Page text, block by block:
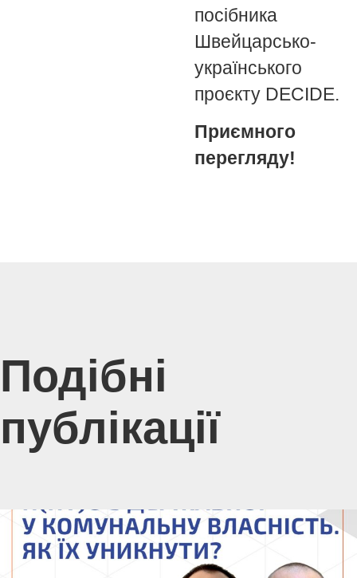
посібника
Швейцарсько-
українського
проєкту DECIDE.
Приємного
перегляду!
Подібні
публікації